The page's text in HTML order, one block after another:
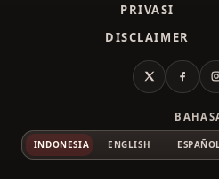
PRIVASI
DISCLAIMER
X
INDONESIA ENGLISH